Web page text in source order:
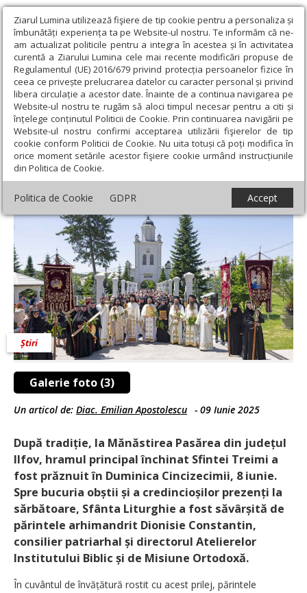
Ziarul Lumina utilizează fişiere de tip cookie pentru a personaliza și
îmbunătăți experiența ta pe Website-ul nostru. Te informăm că ne-
am actualizat politicile pentru a integra în acestea și în activitatea
curentă a Ziarului Lumina cele mai recente modificări propuse de
Regulamentul (UE) 2016/679 privind protecția persoanelor fizice în
ceea ce privește prelucrarea datelor cu caracter personal și privind
libera circulație a acestor date. Înainte de a continua navigarea pe
Website-ul nostru te rugăm să aloci timpul necesar pentru a citi și
înțelege conținutul Politicii de Cookie. Prin continuarea navigării pe
Website-ul nostru confirmi acceptarea utilizării fişierelor de tip
cookie conform Politicii de Cookie. Nu uita totuși că poți modifica în
orice moment setările acestor fişiere cookie urmând instrucțiunile
din Politica de Cookie.
Politica de Cookie GDPR Accept
Ziarul Lumina › Actualitate religioasă › Știri › Mănăstirea
ilfoveană Pasărea, în zi de sărbătoare
Mănăstirea ilfoveană Pasărea, în zi de
sărbătoare
Galerie foto (3)
Știri
Un articol de: Diac. Emilian Apostolescu - 09 Iunie 2025
După tradiție, la Mănăstirea Pasărea din județul
Ilfov, hramul principal închinat Sfintei Treimi a
fost prăznuit în Duminica Cincizecimii, 8 iunie.
Spre bucuria obștii și a credin­cioșilor prezenți la
sărbătoare, Sfânta Liturghie a fost săvârșită de
părintele arhimandrit Dionisie Constantin,
consilier patriarhal și directorul Atelierelor
Institutului Biblic și de Misiune Ortodoxă.
În cuvântul de învățătură rostit cu acest prilej, părintele